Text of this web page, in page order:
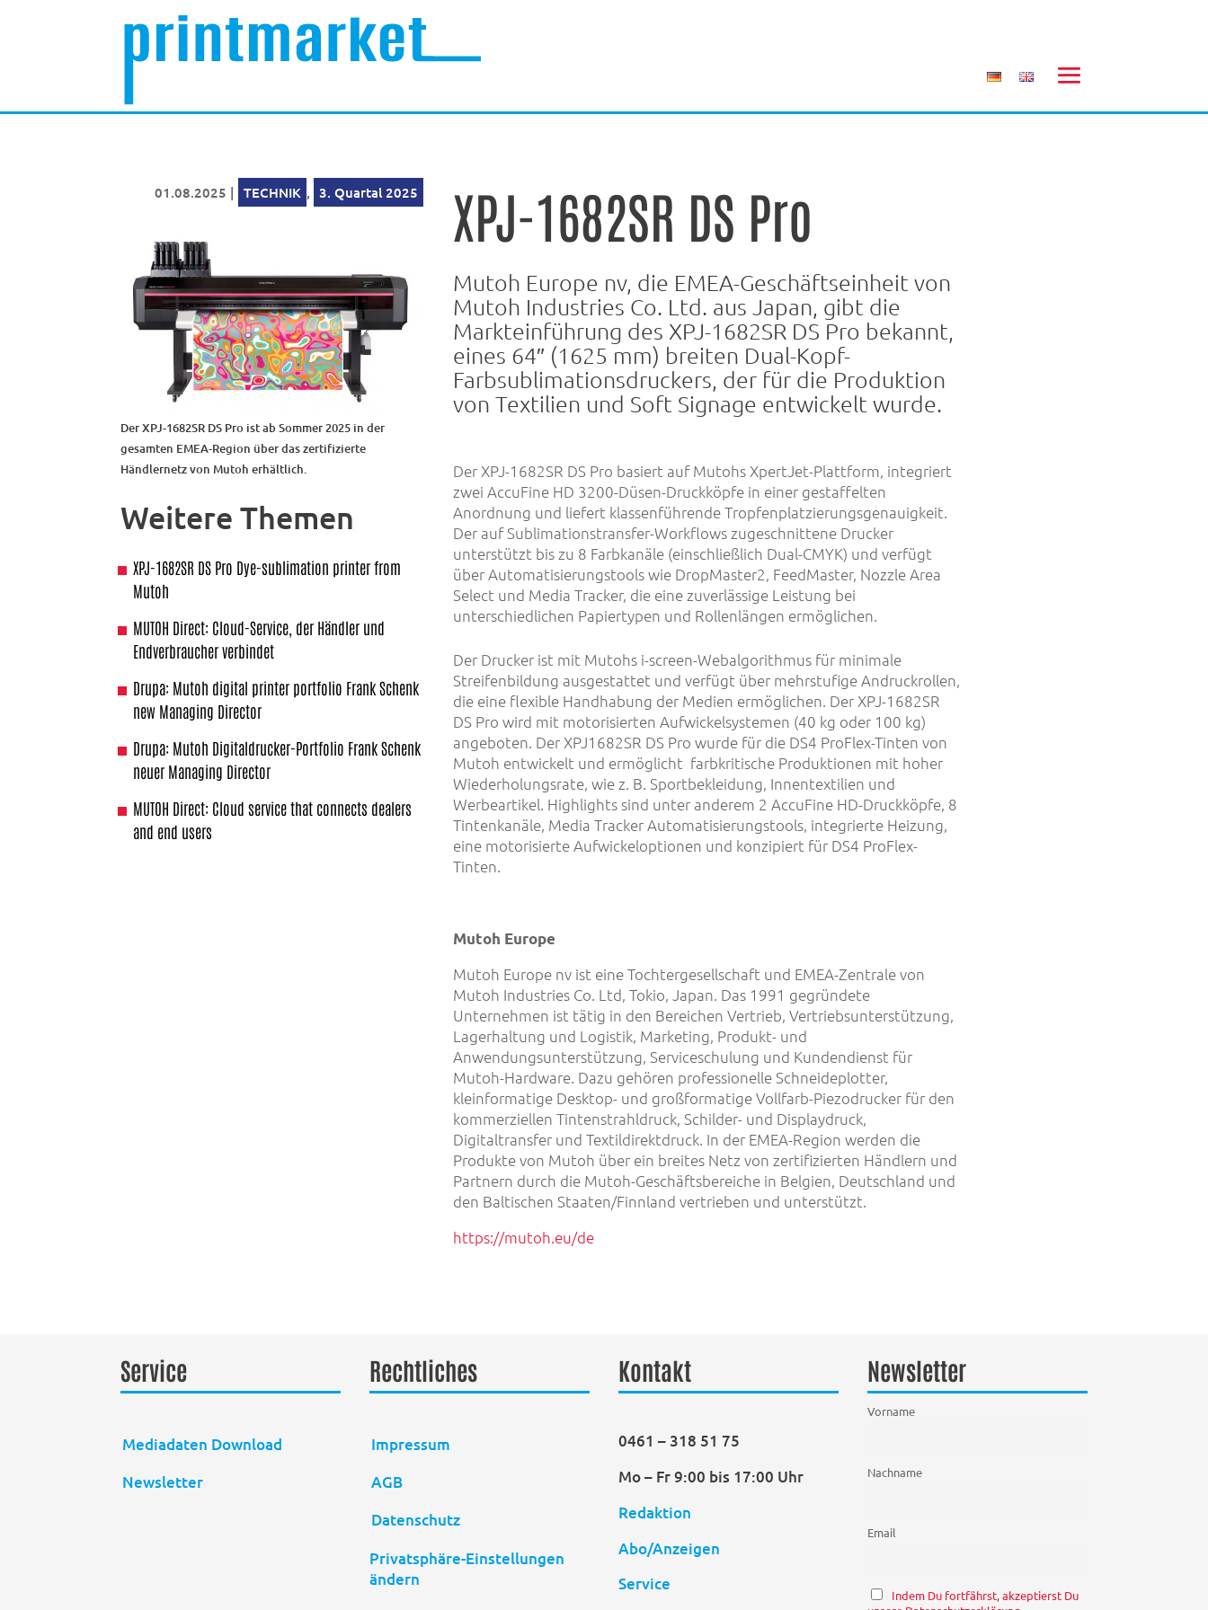
01.08.2025 | TECHNIK , 3. Quartal 2025
Der XPJ-1682SR DS Pro ist ab Sommer 2025 in der
gesamten EMEA-Region über das zertifizierte
Händlernetz von Mutoh erhältlich.
Weitere Themen
XPJ-1682SR DS Pro Dye-sublimation printer from
Mutoh
MUTOH Direct: Cloud-Service, der Händler und
Endverbraucher verbindet
Drupa: Mutoh digital printer portfolio Frank Schenk
new Managing Director
Drupa: Mutoh Digitaldrucker-Portfolio Frank Schenk
neuer Managing Director
MUTOH Direct: Cloud service that connects dealers
and end users
XPJ-1682SR DS Pro
Mutoh Europe nv, die EMEA-Geschäftseinheit von
Mutoh Industries Co. Ltd. aus Japan, gibt die
Markteinführung des XPJ-1682SR DS Pro bekannt,
eines 64″ (1625 mm) breiten Dual-Kopf-
Farbsublimationsdruckers, der für die Produktion
von Textilien und Soft Signage entwickelt wurde.
Der XPJ-1682SR DS Pro basiert auf Mutohs XpertJet-Plattform, integriert
zwei AccuFine HD 3200-Düsen-Druckköpfe in einer gestaffelten
Anordnung und liefert klassenführende Tropfenplatzierungsgenauigkeit.
Der auf Sublimationstransfer-Workflows zugeschnittene Drucker
unterstützt bis zu 8 Farbkanäle (einschließlich Dual-CMYK) und verfügt
über Automatisierungstools wie DropMaster2, FeedMaster, Nozzle Area
Select und Media Tracker, die eine zuverlässige Leistung bei
unterschiedlichen Papiertypen und Rollenlängen ermöglichen.
Der Drucker ist mit Mutohs i-screen-Webalgorithmus für minimale
Streifenbildung ausgestattet und verfügt über mehrstufige Andruckrollen,
die eine flexible Handhabung der Medien ermöglichen. Der XPJ-1682SR
DS Pro wird mit motorisierten Aufwickelsystemen (40 kg oder 100 kg)
angeboten. Der XPJ1682SR DS Pro wurde für die DS4 ProFlex-Tinten von
Mutoh entwickelt und ermöglicht farbkritische Produktionen mit hoher
Wiederholungsrate, wie z. B. Sportbekleidung, Innentextilien und
Werbeartikel. Highlights sind unter anderem 2 AccuFine HD-Druckköpfe, 8
Tintenkanäle, Media Tracker Automatisierungstools, integrierte Heizung,
eine motorisierte Aufwickeloptionen und konzipiert für DS4 ProFlex-
Tinten.
Mutoh Europe
Mutoh Europe nv ist eine Tochtergesellschaft und EMEA-Zentrale von
Mutoh Industries Co. Ltd, Tokio, Japan. Das 1991 gegründete
Unternehmen ist tätig in den Bereichen Vertrieb, Vertriebsunterstützung,
Lagerhaltung und Logistik, Marketing, Produkt- und
Anwendungsunterstützung, Serviceschulung und Kundendienst für
Mutoh-Hardware. Dazu gehören professionelle Schneideplotter,
kleinformatige Desktop- und großformatige Vollfarb-Piezodrucker für den
kommerziellen Tintenstrahldruck, Schilder- und Displaydruck,
Digitaltransfer und Textildirektdruck. In der EMEA-Region werden die
Produkte von Mutoh über ein breites Netz von zertifizierten Händlern und
Partnern durch die Mutoh-Geschäftsbereiche in Belgien, Deutschland und
den Baltischen Staaten/Finnland vertrieben und unterstützt.
https://mutoh.eu/de
Service
Mediadaten Download
Newsletter
Rechtliches
Impressum
AGB
Datenschutz
Privatsphäre-Einstellungen
ändern
Kontakt
0461 – 318 51 75
Mo – Fr 9:00 bis 17:00 Uhr
Redaktion
Abo/Anzeigen
Service
Newsletter
Vorname
Nachname
Email
Indem Du fortfährst, akzeptierst Du